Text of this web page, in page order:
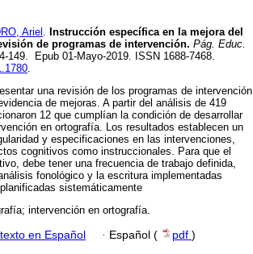
Ariel . Instrucción específica en la mejora del
de programas de intervención. Pág. Educ.
149. Epub 01-Mayo-2019. ISSN 1688-7468.
.
una revisión de los programas de intervención
de mejoras. A partir del análisis de 419
12 que cumplían la condición de desarrollar
en ortografía. Los resultados establecen un
y especificaciones en las intervenciones,
cognitivos como instruccionales. Para que el
debe tener una frecuencia de trabajo definida,
fonológico y la escritura implementadas
sistemáticamente
intervención en ortografía.
texto en Español · Español ( pdf )